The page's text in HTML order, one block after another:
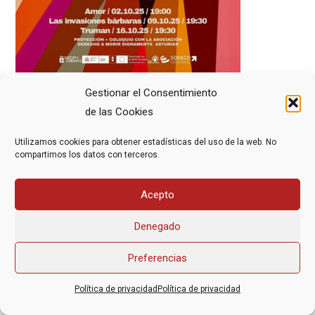
Gestionar el Consentimiento
de las Cookies
Utilizamos cookies para obtener estadísticas del uso de la web. No
compartimos los datos con terceros.
Acepto
Denegado
Preferencias
Política de privacidad Política de privacidad
informacion@derechoamorir.org